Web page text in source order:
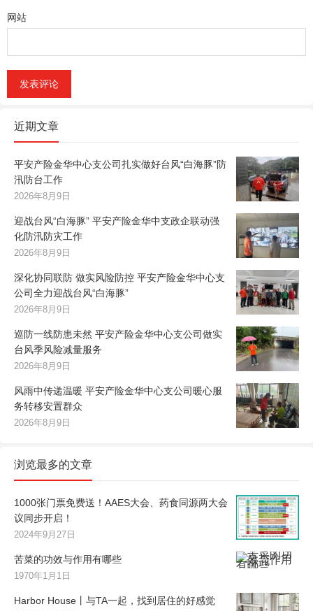
网站
近期文章
平安产险金华中心支公司扎实做好台风“白海豚”防
汛防台工作
2026年8月9日
迎战台风“白海豚” 平安产险金华中支政企联动强
化防汛防灾工作
2026年8月9日
深化协同联防 做实风险防控 平安产险金华中心支
公司全力迎战台风“白海豚”
2026年8月9日
巡防一线防患未然 平安产险金华中心支公司做实
台风季风险减量服务
2026年8月9日
风雨中传递温暖 平安产险金华中心支公司暖心服
务转移安置群众
2026年8月9日
浏览最多的文章
1000张门票免费送！AAES大会、药食同源两大会
议同步开启！
2024年9月27日
苦菜的功效与作用有哪些
1970年1月1日
Harbor House丨与TA一起，找到居住的好感觉